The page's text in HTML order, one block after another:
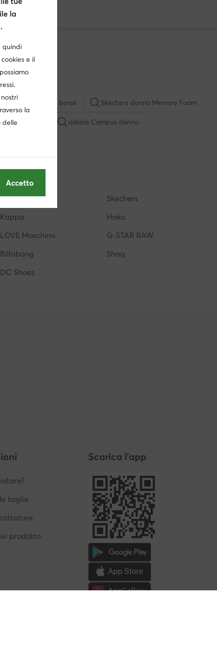
Aldo borse Skechers donna Memory Foam
Nike Air Force adidas Campus donna
saldo
Roxy
Skechers
Kappa
Hoka
LOVE Moschino
G-STAR RAW
Billabong
Shaq
DC Shoes
taglie
prodotto
Scarica l'app
la
quindi
e il
la
delle
Accetto